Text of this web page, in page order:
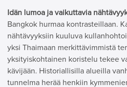
Idän lumoa ja vaikuttavia
Bangkok hurmaa kontrasteillaan.
nähtävyyksiin kuuluva
yksi Thaimaan merkittävimmistä
yksityiskohtainen koristelu tekee
kävijään. Historiallisilla alueilla
tunnelma herää henkiin